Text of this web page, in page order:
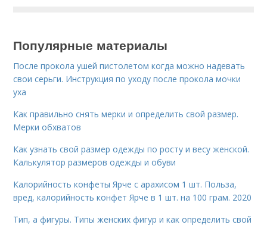
Популярные материалы
После прокола ушей пистолетом когда можно надевать
свои серьги. Инструкция по уходу после прокола мочки
уха
Как правильно снять мерки и определить свой размер.
Мерки обхватов
Как узнать свой размер одежды по росту и весу женской.
Калькулятор размеров одежды и обуви
Калорийность конфеты Ярче с арахисом 1 шт. Польза,
вред, калорийность конфет Ярче в 1 шт. на 100 грам. 2020
Тип, а фигуры. Типы женских фигур и как определить свой